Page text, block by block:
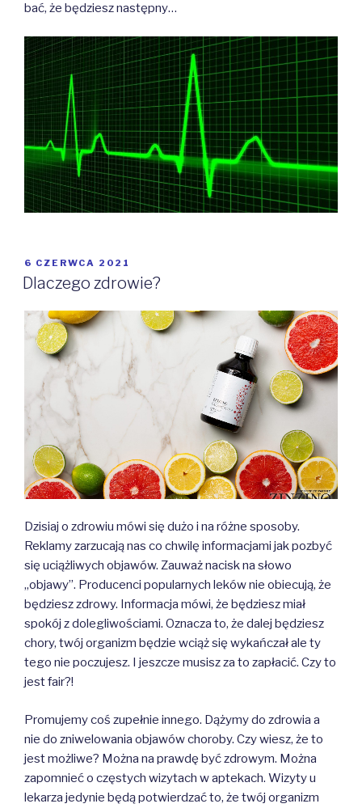
bać, że będziesz następny…
OPUBLIKOWANE
W
6 CZERWCA 2021
Dlaczego zdrowie?
Dzisiaj o zdrowiu mówi się dużo i na różne sposoby.
Reklamy zarzucają nas co chwilę informacjami jak pozbyć
się uciążliwych objawów. Zauważ nacisk na słowo
„objawy”. Producenci popularnych leków nie obiecują, że
będziesz zdrowy. Informacja mówi, że będziesz miał
spokój z dolegliwościami. Oznacza to, że dalej będziesz
chory, twój organizm będzie wciąż się wykańczał ale ty
tego nie poczujesz. I jeszcze musisz za to zapłacić. Czy to
jest fair?!
Promujemy coś zupełnie innego. Dążymy do zdrowia a
nie do zniwelowania objawów choroby. Czy wiesz, że to
jest możliwe? Można na prawdę być zdrowym. Można
zapomnieć o częstych wizytach w aptekach. Wizyty u
lekarza jedynie będą potwierdzać to, że twój organizm